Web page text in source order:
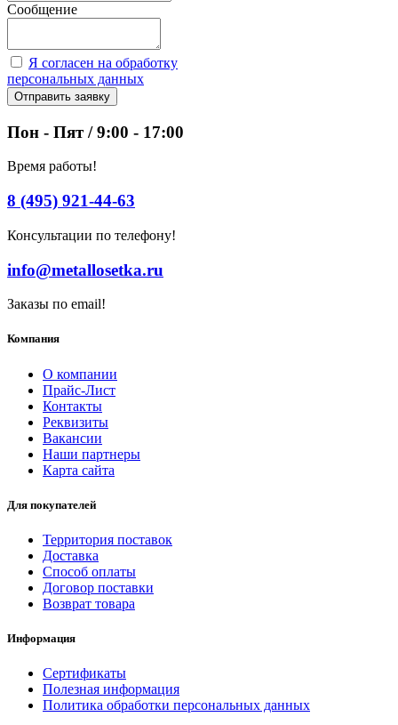
Сообщение
Я согласен на обработку
персональных данных
Отправить заявку
Пон - Пят / 9:00 - 17:00
Время работы!
8 (495) 921-44-63
Консультации по телефону!
info@metallosetka.ru
Заказы по email!
Компания
О компании
Прайс-Лист
Контакты
Реквизиты
Вакансии
Наши партнеры
Карта сайта
Для покупателей
Территория поставок
Доставка
Способ оплаты
Договор поставки
Возврат товара
Информация
Сертификаты
Полезная информация
Политика обработки персональных данных